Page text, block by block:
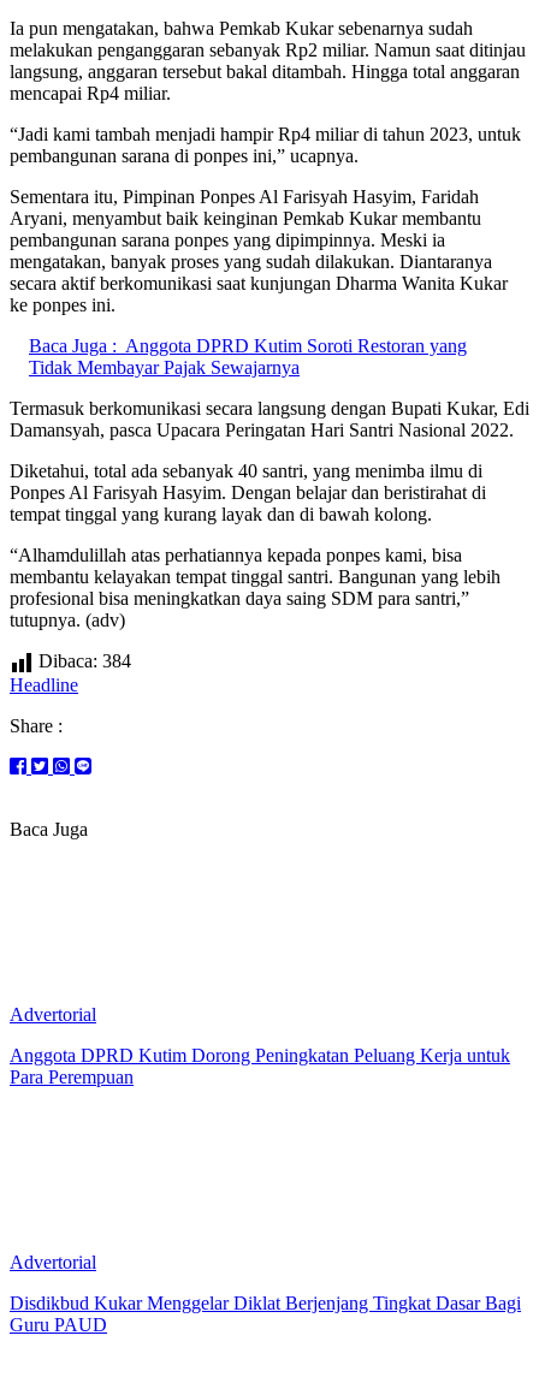
Ia pun mengatakan, bahwa Pemkab Kukar sebenarnya sudah
melakukan penganggaran sebanyak Rp2 miliar. Namun saat ditinjau
langsung, anggaran tersebut bakal ditambah. Hingga total anggaran
mencapai Rp4 miliar.
“Jadi kami tambah menjadi hampir Rp4 miliar di tahun 2023, untuk
pembangunan sarana di ponpes ini,” ucapnya.
Sementara itu, Pimpinan Ponpes Al Farisyah Hasyim, Faridah
Aryani, menyambut baik keinginan Pemkab Kukar membantu
pembangunan sarana ponpes yang dipimpinnya. Meski ia
mengatakan, banyak proses yang sudah dilakukan. Diantaranya
secara aktif berkomunikasi saat kunjungan Dharma Wanita Kukar
ke ponpes ini.
Baca Juga : Anggota DPRD Kutim Soroti Restoran yang
Tidak Membayar Pajak Sewajarnya
Termasuk berkomunikasi secara langsung dengan Bupati Kukar, Edi
Damansyah, pasca Upacara Peringatan Hari Santri Nasional 2022.
Diketahui, total ada sebanyak 40 santri, yang menimba ilmu di
Ponpes Al Farisyah Hasyim. Dengan belajar dan beristirahat di
tempat tinggal yang kurang layak dan di bawah kolong.
“Alhamdulillah atas perhatiannya kepada ponpes kami, bisa
membantu kelayakan tempat tinggal santri. Bangunan yang lebih
profesional bisa meningkatkan daya saing SDM para santri,”
tutupnya. (adv)
Dibaca: 384
Headline
Share :
Baca Juga
Advertorial
Anggota DPRD Kutim Dorong Peningkatan Peluang Kerja untuk
Para Perempuan
Advertorial
Disdikbud Kukar Menggelar Diklat Berjenjang Tingkat Dasar Bagi
Guru PAUD